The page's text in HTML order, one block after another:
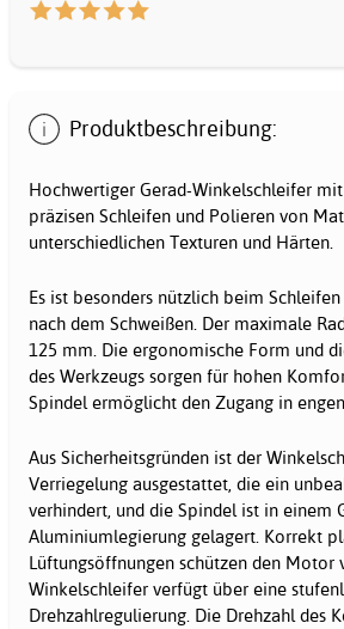
Produktbeschreibung:
Hochwertiger Gerad-Winkelschleifer
präzisen Schleifen und Polieren von
unterschiedlichen Texturen und Härten.
Es ist besonders nützlich beim
nach dem Schweißen. Der maximale
125 mm. Die ergonomische Form und
des Werkzeugs sorgen für hohen
Spindel ermöglicht den Zugang in
Aus Sicherheitsgründen ist der
Verriegelung ausgestattet, die ein
verhindert, und die Spindel ist in einem
Aluminiumlegierung gelagert. Korrekt
Lüftungsöffnungen schützen den Motor
Winkelschleifer verfügt über eine
Drehzahlregulierung. Die Drehzahl des